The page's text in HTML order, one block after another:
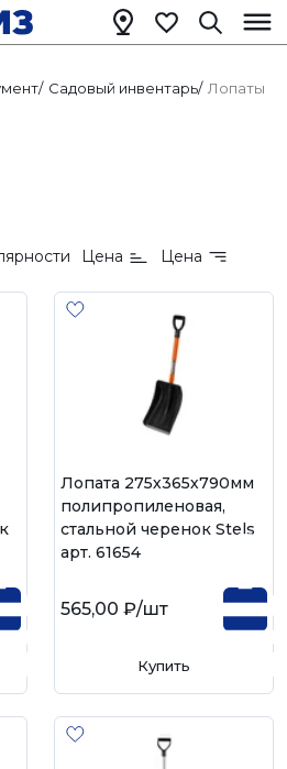
/ Садовый инвентарь/ Лопаты
Цена Цена
Лопата 275х365х790мм
полипропиленовая,
стальной черенок Stels
арт. 61654
565,00 ₽/шт
Купить